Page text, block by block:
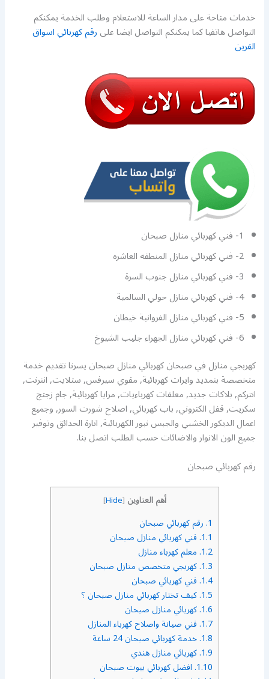
خدمات متاحة على مدار الساعة للاستعلام وطلب الخدمة يمكنكم
التواصل هاتفيا كما يمكنكم التواصل ايضا علىرقم كهربائي اسواق
القرين
1- فني كهربائي منازل صبحان
2- فني كهربائي منازل المنطقه العاشره
3- فني كهربائي منازل جنوب السرة
4- فني كهربائي منازل حولي السالمية
5- فني كهربائي منازل الفروانية خيطان
6- فني كهربائي منازل الجهراء جليب الشيوخ
كهربجي منازل في صبحان كهربائي منازل صبحان يسرنا تقديم خدمة
متخصصة بتمديد وايرات كهربائية, مقوي سيرفس, ستلايت, انترنت,
انتركم, بلاكات جديد, معلقات كهرباءيات, مرايا كهربائية, جام زجتج
سكريت, قفل الكتروني, باب كهربائي, اصلاح شورت السور, وجميع
اعمال الديكور الخشبي والجبس نبور الكهربائية, انارة الحدائق وتوفير
جميع الون الانوار والاضائات حسب الطلب اتصل بنا.
رقم كهربائي صبحان
أهم العناوين [
Hide
]
1. رقم كهربائي صبحان
1.1. فني كهربائي منازل صبحان
1.2. معلم كهرباء منازل
1.3. كهربجي متخصص منازل صبحان
1.4. فني كهربائي صبحان
1.5. كيف تختار كهربائي منازل صبحان ؟
1.6. كهربائي منازل صبحان
1.7. فني صيانة واصلاح كهرباء المنازل
1.8. خدمة كهربائي صبحان 24 ساعة
1.9. كهربائي منازل هندي
1.10. افضل كهربائي بيوت صبحان